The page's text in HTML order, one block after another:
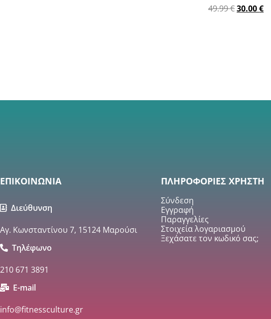
49.99€30.00€
ΕΠΙΚΟΙΝΩΝΙΑ
Διεύθυνση
Αγ. Κωνσταντίνου 7, 15124 Μαρούσι
Τηλέφωνο
210 671 3891
E-mail
info@fitnessculture.gr
ΠΛΗΡΟΦΟΡΙΕΣ ΧΡΗΣΤΗ
Σύνδεση
Εγγραφή
Παραγγελίες
Στοιχεία λογαριασμού
Ξεχάσατε τον κωδικό σας;